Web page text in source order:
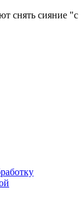
снять сияние "с